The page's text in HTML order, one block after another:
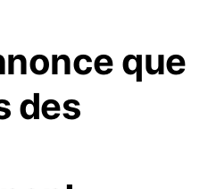
que
des